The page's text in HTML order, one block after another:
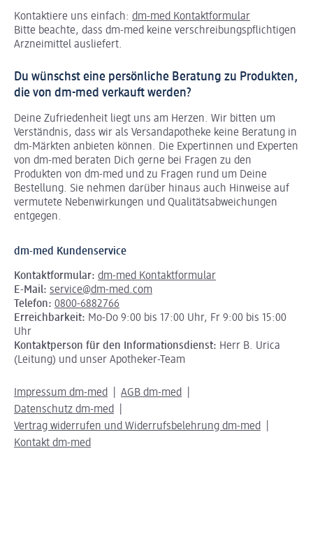
Kontaktiere uns einfach: dm-med Kontaktformular
Bitte beachte, dass dm-med keine verschreibungspflichtigen
Arzneimittel ausliefert.
Du wünschst eine persönliche Beratung zu Produkten,
die von dm-med verkauft werden?
Deine Zufriedenheit liegt uns am Herzen. Wir bitten um
Verständnis, dass wir als Versandapotheke keine Beratung in
dm-Märkten anbieten können. Die Expertinnen und Experten
von dm-med beraten Dich gerne bei Fragen zu den
Produkten von dm-med und zu Fragen rund um Deine
Bestellung. Sie nehmen darüber hinaus auch Hinweise auf
vermutete Nebenwirkungen und Qualitätsabweichungen
entgegen.
dm-med Kundenservice
Kontaktformular: dm-med Kontaktformular
E-Mail: service@dm-med.com
Telefon: 0800-6882766
Erreichbarkeit: Mo-Do 9:00 bis 17:00 Uhr, Fr 9:00 bis 15:00
Uhr
Kontaktperson für den Informationsdienst: Herr B. Urica
(Leitung) und unser Apotheker-Team
Impressum dm-med
AGB dm-med
Datenschutz dm-med
Vertrag widerrufen und Widerrufsbelehrung dm-med
Kontakt dm-med